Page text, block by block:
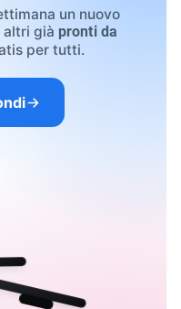
un nuovo
altri già pronti da
per tutti.